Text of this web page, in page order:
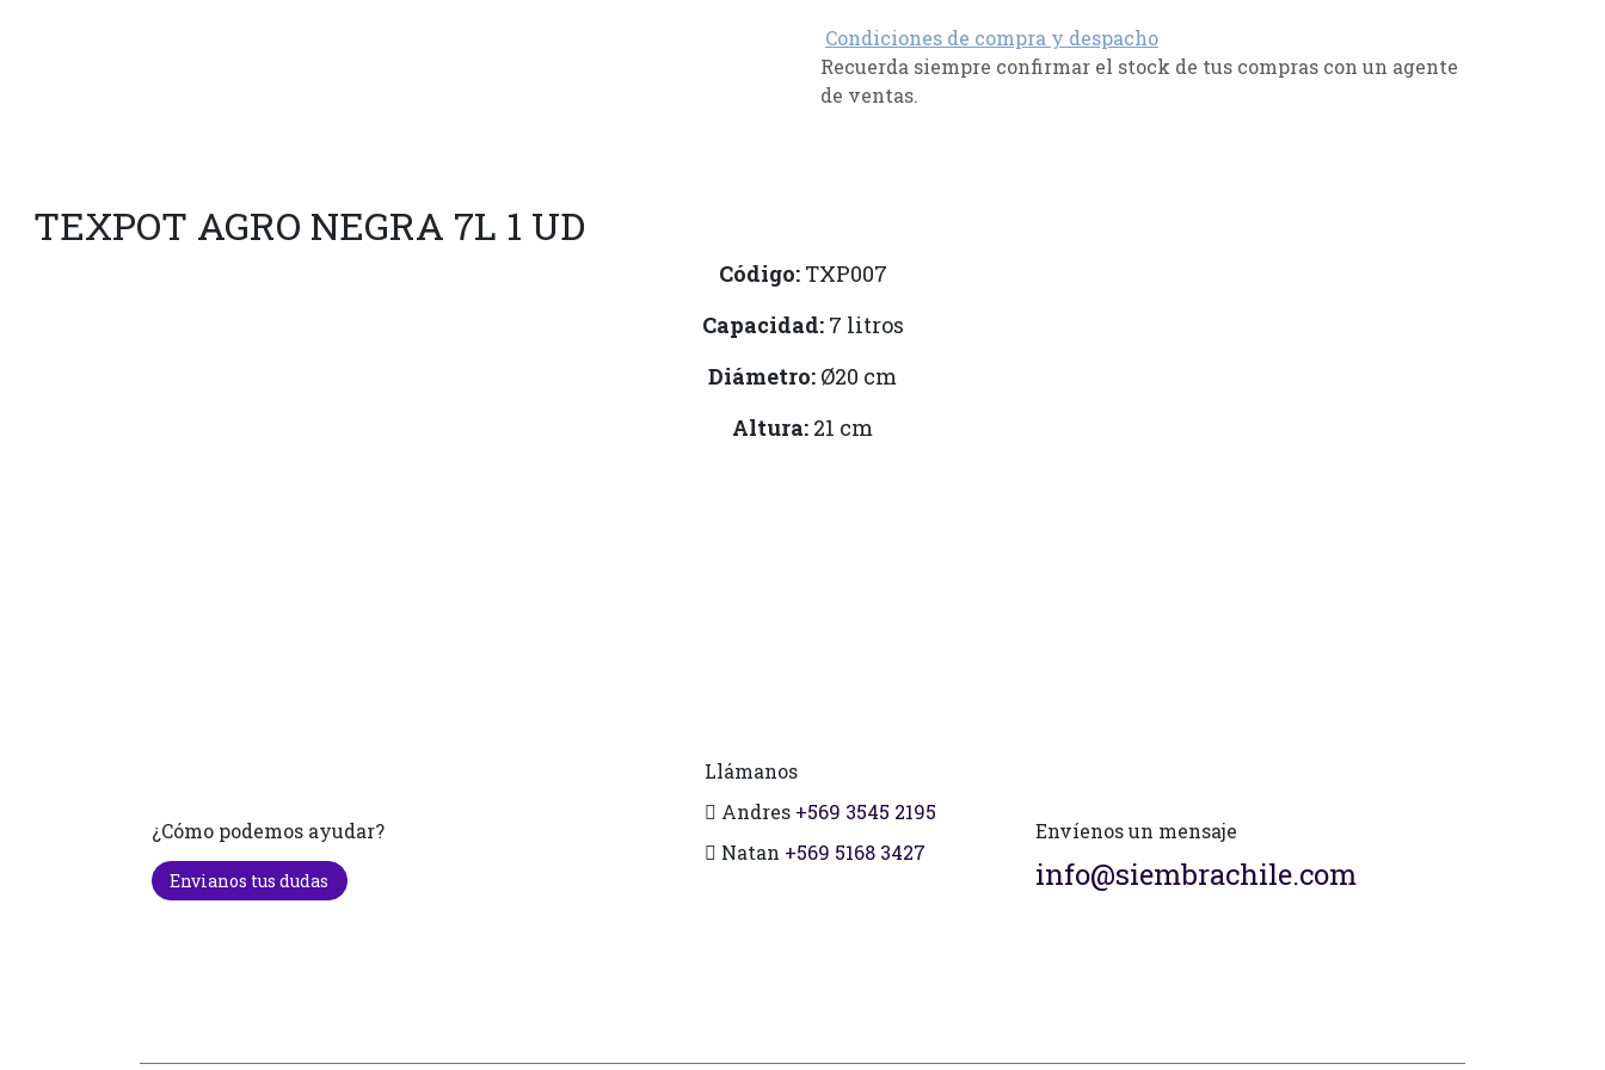
Condiciones de compra y despacho
Recuerda siempre confirmar el stock de tus compras con un agente
de ventas.
TEXPOT AGRO NEGRA 7L 1 UD
Código:TXP007
Capacidad:7 litros
Diámetro: Ø20 cm
Altura: 21 cm
¿Cómo podemos ayudar?
Envianos tus dudas
Llámanos
Andres +569 3545 2195
Natan +569 5168 3427
Envíenos un mensaje
info@siembrachile.com